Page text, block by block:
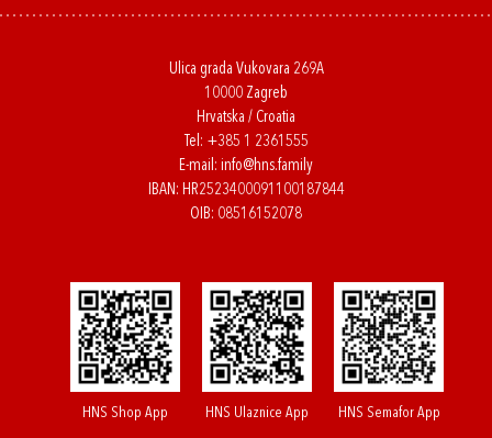
Ulica grada Vukovara 269A
10000 Zagreb
Hrvatska / Croatia
Tel: +385 1 2361555
E-mail: info@hns.family
IBAN: HR2523400091100187844
OIB: 08516152078
HNS Shop App HNS Ulaznice App HNS Semafor App